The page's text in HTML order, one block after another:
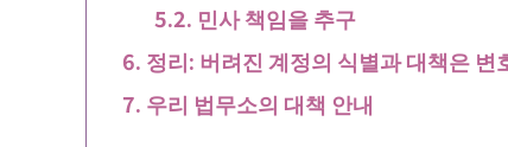
민사 책임을 추구
정리: 버려진 계정의 식별과 대책은 변
우리 법무소의 대책 안내